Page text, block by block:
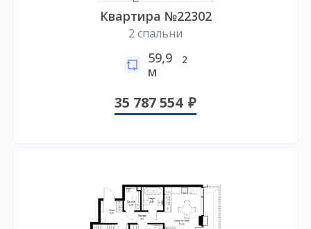
Квартира №22302
2 спальни
59,9
м
2
35 787 554